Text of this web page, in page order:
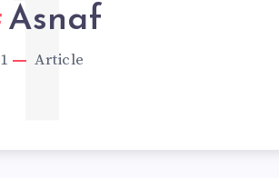
Asnaf
1 Article
1